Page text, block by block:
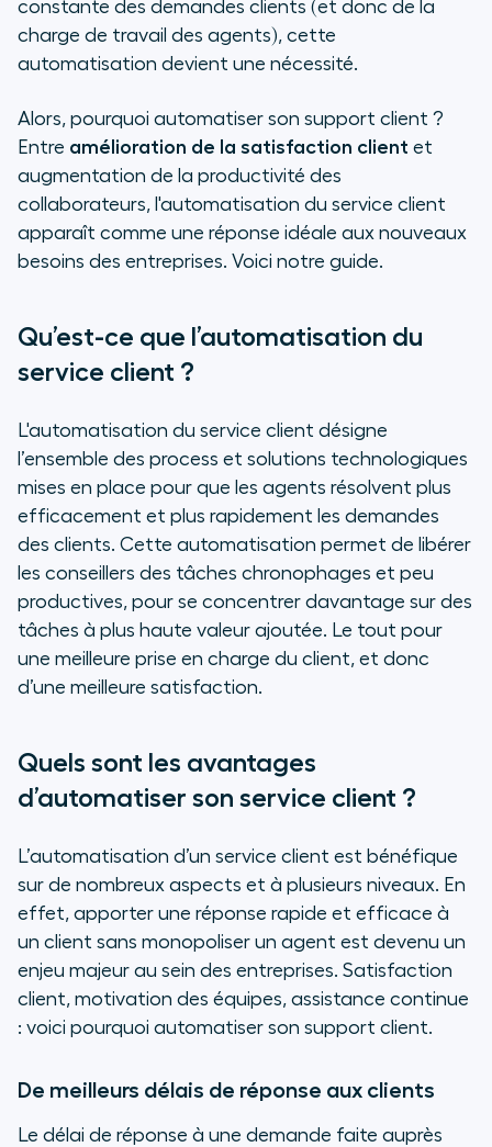
Limites de l'automatisation du
service client
constante des demandes clients (et donc de la
charge de travail des agents), cette
automatisation devient une nécessité.
Alors, pourquoi automatiser son support client ?
Entre amélioration de la satisfaction client et
augmentation de la productivité des
collaborateurs, l'automatisation du service client
apparaît comme une réponse idéale aux nouveaux
besoins des entreprises. Voici notre guide.
Qu’est-ce que l’automatisation du
service client ?
L'automatisation du service client désigne
l’ensemble des process et solutions technologiques
mises en place pour que les agents résolvent plus
efficacement et plus rapidement les demandes
des clients. Cette automatisation permet de libérer
les conseillers des tâches chronophages et peu
productives, pour se concentrer davantage sur des
tâches à plus haute valeur ajoutée. Le tout pour
une meilleure prise en charge du client, et donc
d’une meilleure satisfaction.
Quels sont les avantages
d’automatiser son service client ?
L’automatisation d’un service client est bénéfique
sur de nombreux aspects et à plusieurs niveaux. En
effet, apporter une réponse rapide et efficace à
un client sans monopoliser un agent est devenu un
enjeu majeur au sein des entreprises. Satisfaction
client, motivation des équipes, assistance continue
: voici pourquoi automatiser son support client.
De meilleurs délais de réponse aux clients
Le délai de réponse à une demande faite auprès